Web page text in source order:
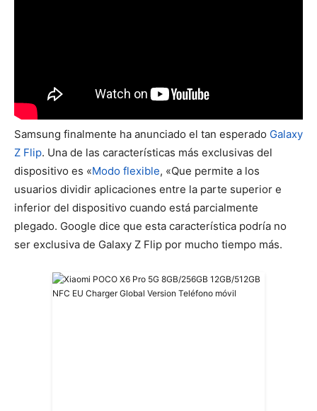
Samsung finalmente ha anunciado el tan esperado Galaxy
Z Flip. Una de las características más exclusivas del
dispositivo es «Modo flexible, «Que permite a los
usuarios dividir aplicaciones entre la parte superior e
inferior del dispositivo cuando está parcialmente
plegado. Google dice que esta característica podría no
ser exclusiva de Galaxy Z Flip por mucho tiempo más.